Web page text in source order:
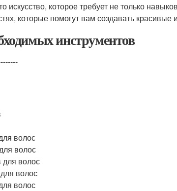
искусство, которое требует не только
которые помогут вам создавать красивые
инструментов
волос
волос
волос
волос
волос